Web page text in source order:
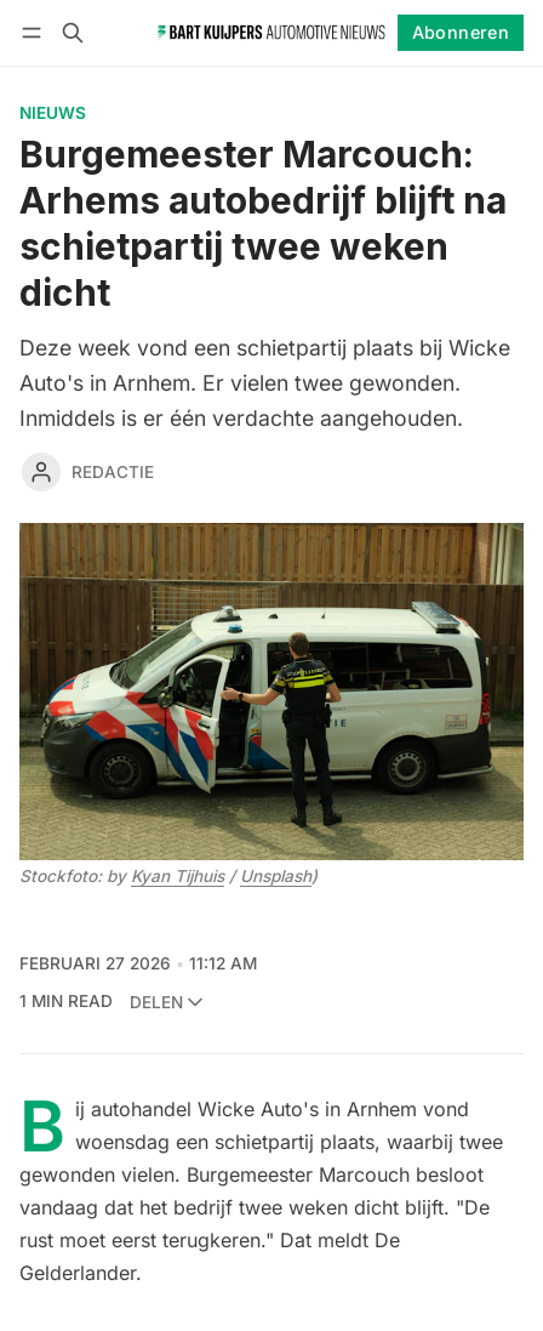
Abonneren
NIEUWS
Burgemeester Marcouch:
Arhems autobedrijf blijft na
schietpartij twee weken
dicht
Deze week vond een schietpartij plaats bij Wicke
Auto's in Arnhem. Er vielen twee gewonden.
Inmiddels is er één verdachte aangehouden.
REDACTIE
Stockfoto: by Kyan Tijhuis / Unsplash)
FEBRUARI 27 2026
11:12 AM
1 MIN READ
DELEN
B ij autohandel Wicke Auto's in Arnhem vond
woensdag een schietpartij plaats, waarbij twee
gewonden vielen. Burgemeester Marcouch besloot
vandaag dat het bedrijf twee weken dicht blijft. "De
rust moet eerst terugkeren." Dat meldt De
Gelderlander.